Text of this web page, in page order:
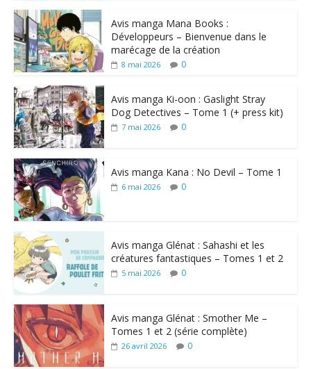
Avis manga Mana Books :
Développeurs – Bienvenue dans le
marécage de la création
8 mai 2026 0
Avis manga Ki-oon : Gaslight Stray
Dog Detectives – Tome 1 (+ press kit)
7 mai 2026 0
Avis manga Kana : No Devil – Tome 1
6 mai 2026 0
Avis manga Glénat : Sahashi et les
créatures fantastiques – Tomes 1 et 2
5 mai 2026 0
Avis manga Glénat : Smother Me –
Tomes 1 et 2 (série complète)
26 avril 2026 0